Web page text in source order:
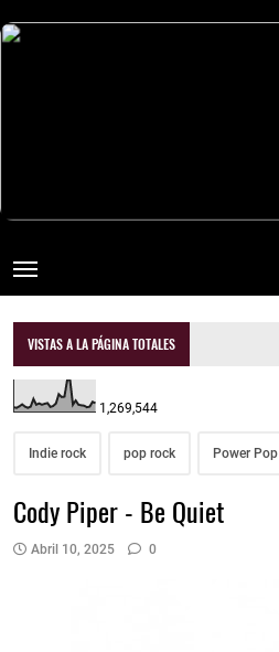
VISTAS A LA PÁGINA TOTALES
1,269,544
Indie rock pop rock Power Pop
Cody Piper - Be Quiet
Abril 10, 2025 0